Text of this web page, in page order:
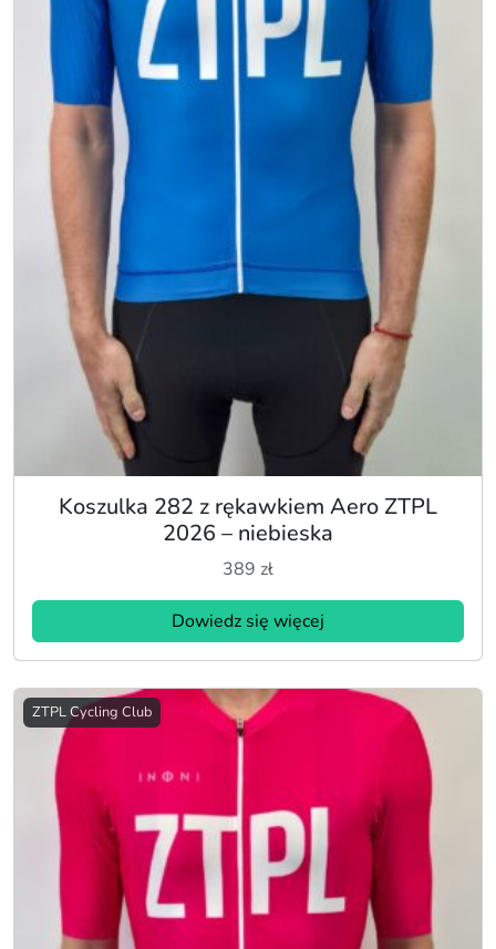
Koszulka 282 z rękawkiem Aero ZTPL
2026 – niebieska
389 zł
Dowiedz się więcej
ZTPL Cycling Club